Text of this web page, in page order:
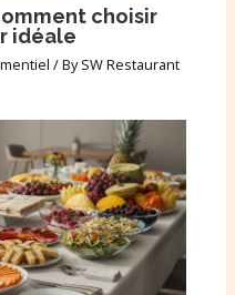
choisir
idéale
/ BySW Restaurant